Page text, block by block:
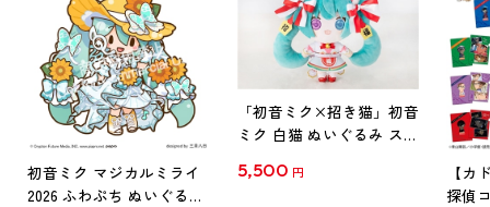
初音ミク マジカルミライ
2026 ふわぷち ぬいぐるみ
「初音ミク×招き猫」初音
ミク 白猫 ぬいぐるみ スタ
5,500 円
【カ
探偵